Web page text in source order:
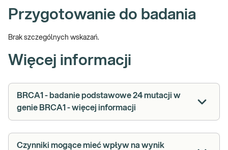
Przygotowanie do badania
Brak szczególnych wskazań.
Więcej informacji
BRCA1 - badanie podstawowe 24 mutacji w
genie BRCA1 - więcej informacji
Czynniki mogące mieć wpływ na wynik